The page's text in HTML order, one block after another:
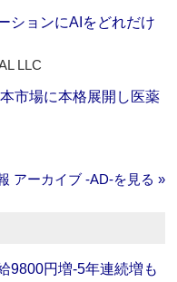
ションにAIをどれだけ
LLC
市場に本格展開し医薬
アーカイブ ‐AD‐を見る »
9800円増‐5年連続増も